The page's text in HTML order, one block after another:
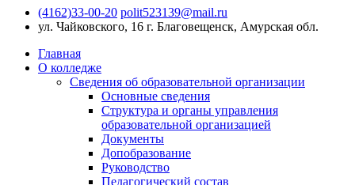
(4162)33-00-20 polit523139@mail.ru
ул. Чайковского, 16 г. Благовещенск, Амурская обл.
Главная
О колледже
Сведения об образовательной организации
Основные сведения
Структура и органы управления
образовательной организацией
Документы
Допобразование
Руководство
Педагогический состав